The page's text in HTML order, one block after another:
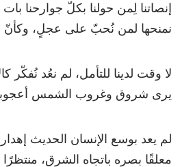
إنصاتنا لِمن حولنا بكلّ جوارحنا
نمنحها لمن نُحبّ على عجلٍ، وكأنّ
لا وقت لدينا للتأمل، لم نعُد نُفكّر
يرى شروق وغروب الشمس أعجوبة
لم يعد بوسع الإنسان الحديث
معلقًا بصره باتجاه الشرق،